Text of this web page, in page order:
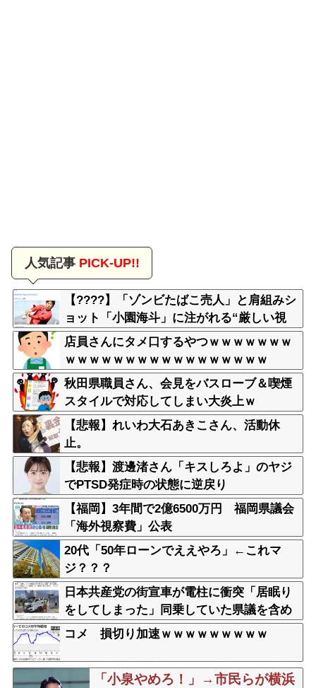
人気記事PICK-UP!!
【????】「ゾンビたばこ売人」と肩組みシ
ョット「小園海斗」に注がれる“厳しい視
線” 「レギュラー剥奪も選択肢のひとつ
に」
店員さんにタメ口するやつｗｗｗｗｗｗｗ
ｗｗｗｗｗｗｗｗｗｗｗｗｗｗｗｗｗ
秋田県職員さん、会見をバスローブ＆喫煙
スタイルで対応してしまい大炎上ｗ
【悲報】れいわ大石あきこさん、活動休
止。
【悲報】渡邊渚さん「キスしろよ」のヤジ
でPTSD発症時の状態に逆戻り
【福岡】3年間で2億6500万円 福岡県議会
「海外視察費」公表
20代「50年ローンでええやろ」←これマ
ジ？？？
日本共産党の街宣車が電柱に衝突「居眠り
をしてしまった」同乗していた県議を含め
男女3人重傷
コメ 損切り加速ｗｗｗｗｗｗｗｗｗ
「小泉やめろ！」→市民らが横浜